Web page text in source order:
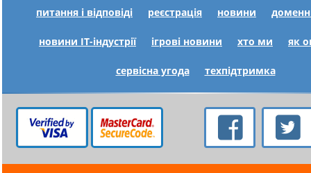
питання і відповіді реєстрація новини
новини IT-індустрії ігрові новини хто ми як
сервісна угода техпідтримка